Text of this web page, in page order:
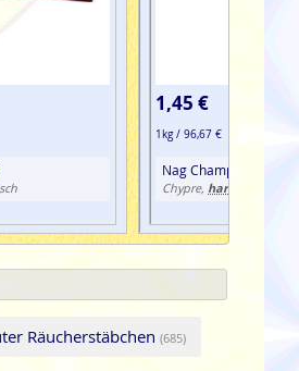
1,45 €
1kg / 96,67 €
Nag Champa,
Chypre, harzig
Räucherstäbchen (685)